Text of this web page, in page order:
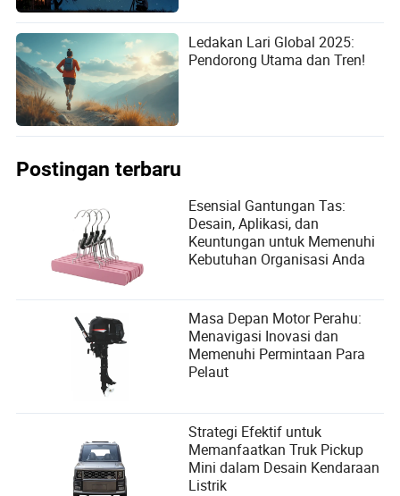
Ledakan Lari Global 2025:
Pendorong Utama dan Tren!
Postingan terbaru
Esensial Gantungan Tas:
Desain, Aplikasi, dan
Keuntungan untuk Memenuhi
Kebutuhan Organisasi Anda
Masa Depan Motor Perahu:
Menavigasi Inovasi dan
Memenuhi Permintaan Para
Pelaut
Strategi Efektif untuk
Memanfaatkan Truk Pickup
Mini dalam Desain Kendaraan
Listrik